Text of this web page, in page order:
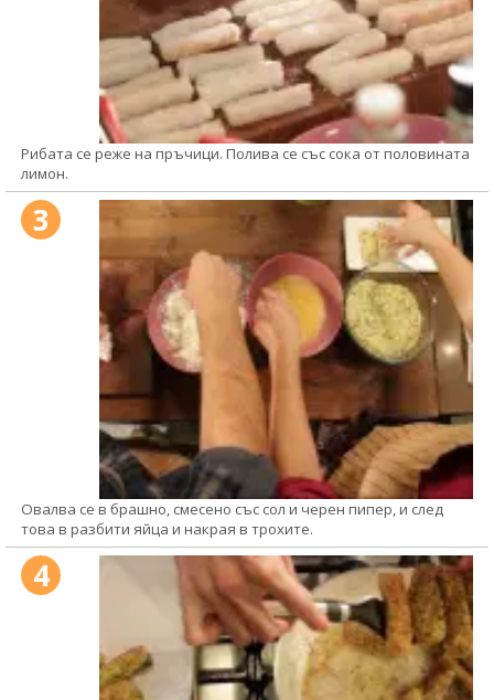
Рибата се реже на пръчици. Полива се със сока от половината
лимон.
3
Овалва се в брашно, смесено със сол и черен пипер, и след
това в разбити яйца и накрая в трохите.
4